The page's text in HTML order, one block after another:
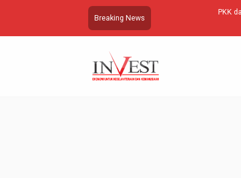
Breaking News
PKK dan Kader Desa